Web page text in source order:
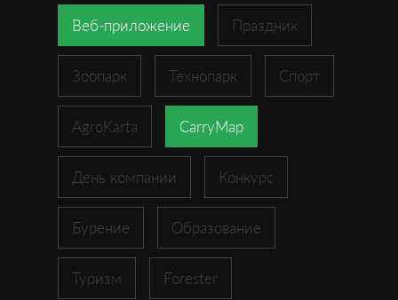
Веб-приложение Праздник
Зоопарк Технопарк Спорт
AgroKarta CarryMap
День компании Конкурс
Бурение Образование
Туризм Forester